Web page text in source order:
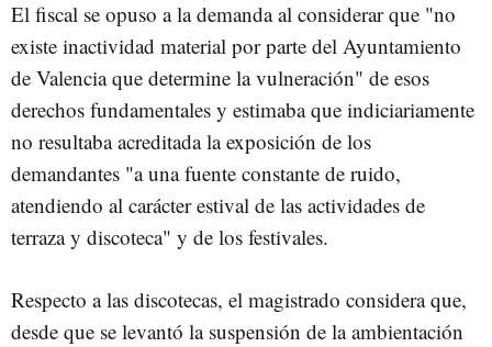
El fiscal se opuso a la demanda al considerar que "no
existe inactividad material por parte del Ayuntamiento
de Valencia que determine la vulneración" de esos
derechos fundamentales y estimaba que indiciariamente
no resultaba acreditada la exposición de los
demandantes "a una fuente constante de ruido,
atendiendo al carácter estival de las actividades de
terraza y discoteca" y de los festivales.
Respecto a las discotecas, el magistrado considera que,
desde que se levantó la suspensión de la ambientación